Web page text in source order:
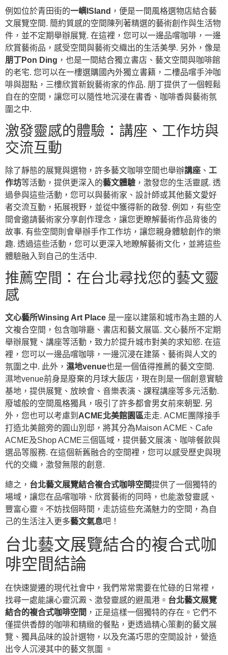
例如位於青田街的一嶼ISland ，便是一間風格選物店結合藝
文展覽空間. 簡約質感的空間陳列著精選的藝術創作與生活物
件，並不定期舉辦展覽. 在這裡，您可以一邊品嚐咖啡，一邊
欣賞藝術品，感受空間與藝術交織出的生活美學. 另外，像是
朋丁Pon Ding ，也是一間結合獨立書店、藝文空間與咖啡館
的老宅. 您可以在一樓選購國內外獨立書籍，二樓品嚐手沖咖
啡與甜點，三樓欣賞新銳藝術家的作品. 朋丁提供了一個輕鬆
自在的空間，讓您可以隨性地沉浸在書香、咖啡香與藝術氛
圍之中.
激發靈感的體驗：講座、工作坊與
交流互動
除了靜態的展覽與選物，許多藝文咖啡空間也舉辦講座 、 工
作坊等活動，提供更深入的藝文體驗 ，激發您的生活靈感. 透
過參與這些活動，您可以與藝術家、設計師或其他藝文愛好
者交流互動，拓展視野，並從中獲得新的啟發. 例如，有些空
間會邀請藝術家分享創作理念，讓您更瞭解藝術作品背後的
故事. 有些空間則會舉辦手作工作坊，讓您親身體驗創作的樂
趣. 透過這些活動，您可以更深入地瞭解藝術文化，並將這些
體驗融入到自己的生活中.
推薦空間：在台北尋找您的藝文靈
感
文心藝所Winsing Art Place 是一座以建築和城市為主題的人
文複合空間，包含咖啡廳、書店和藝文展區. 文心藝所不定期
舉辦展覽、講座等活動，致力於提升城市對美的求知慾. 在這
裡，您可以一邊品嚐咖啡，一邊沉浸在建築、藝術與人文的
氛圍之中. 此外， 濕地venue也是一個值得推薦的藝文空間.
濕地venue前身是廢棄的月球大飯店，現在則是一個創意實驗
基地，提供展覽、放映會、音樂表演、課程講座等多元活動.
廢墟般的空間風格獨具，吸引了許多都會男女前來朝聖. 另
外，您也可以考慮到 ACME北美館園區走走. ACME團隊接手
打造北美館旁的圓山別邸，將其分為Maison ACME、Cafe
ACME及Shop ACME三個區域，提供藝文展演、咖啡餐飲與
選品等服務. 在這個新舊融合的空間裡，您可以感受歷史與現
代的交織，激發無限的創意.
總之， 台北藝文展覽結合複合式咖啡空間提供了一個獨特的
場域，讓您在品嚐咖啡、欣賞藝術的同時，也能激發靈感、
豐富心靈。不妨找個時間，走訪這些充滿魅力的空間，為自
己的生活注入更多藝文氣息吧！
台北藝文展覽結合的複合式咖
啡空間結論
在快速變遷的現代社會中，我們常常需要在忙碌的日常裡，
找尋一處能讓心靈沉澱、激發靈感的避風港。 台北藝文展覽
結合的複合式咖啡空間 ，正是這樣一個獨特的存在。它們不
僅提供香醇的咖啡和精緻的餐點，更透過精心策劃的藝文展
覽、獨具品味的設計選物，以及充滿巧思的空間設計，營造
出令人沉浸其中的藝文氛圍 。